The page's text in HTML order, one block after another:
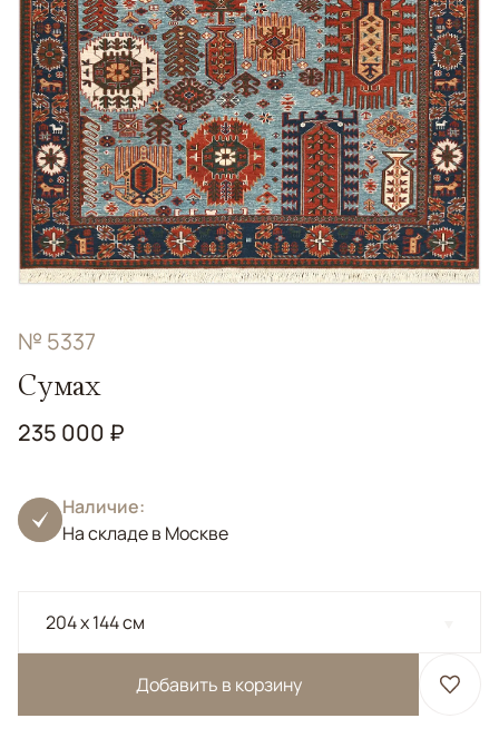
№ 5337
Сумах
235 000 ₽
Наличие:
На складе в Москве
204 x 144 см
Добавить в корзину